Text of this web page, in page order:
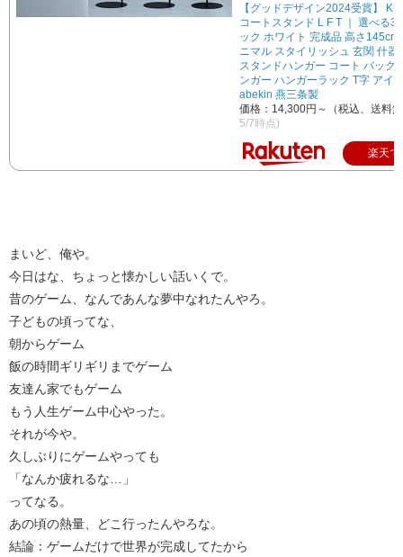
【グッドデザイン2024受賞】
コートスタンド L F T ｜ 選べる
ック ホワイト 完成品 高さ145cm
ニマル スタイリッシュ 玄関 什器
スタンドハンガー コート バッグ
ンガー ハンガーラック T字 アイ
abekin 燕三条製
価格：14,300円～（税込、送料
5/7時点)
楽天で
まいど、俺や。
今日はな、ちょっと懐かしい話いくで。
昔のゲーム、なんであんな夢中なれたんやろ。
子どもの頃ってな、
朝からゲーム
飯の時間ギリギリまでゲーム
友達ん家でもゲーム
もう人生ゲーム中心やった。
それが今や。
久しぶりにゲームやっても
「なんか疲れるな…」
ってなる。
あの頃の熱量、どこ行ったんやろな。
結論：ゲームだけで世界が完成してたから